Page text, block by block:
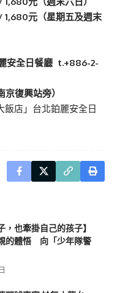
1,680元（星期五及週末
安全日餐廳 t.+886-2-
復興站旁）
飯店」台北鉑麗安全日
，也牽掛自己的孩子】
的體悟 向「少年隊警